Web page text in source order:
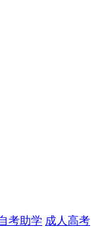
考助学 成人高考